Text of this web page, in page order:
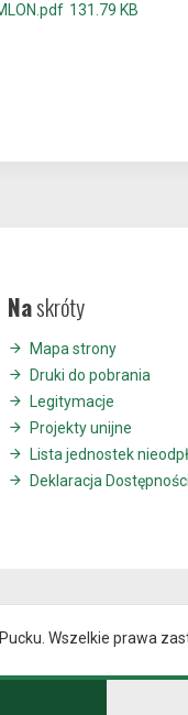
131.79 KB
Naskróty
Mapa strony
Druki do pobrania
Legitymacje
Projekty unijne
Lista jednostek
Deklaracja Dostępności
Wszelkie prawa